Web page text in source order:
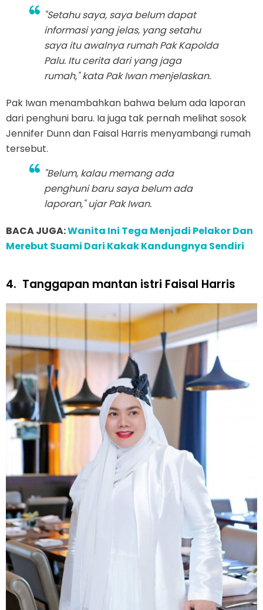
"Setahu saya, saya belum dapat
informasi yang jelas, yang setahu
saya itu awalnya rumah Pak Kapolda
Palu. Itu cerita dari yang jaga
rumah," kata Pak Iwan menjelaskan.
Pak Iwan menambahkan bahwa belum ada laporan
dari penghuni baru. Ia juga tak pernah melihat sosok
Jennifer Dunn dan Faisal Harris menyambangi rumah
tersebut.
"Belum, kalau memang ada
penghuni baru saya belum ada
laporan," ujar Pak Iwan.
BACA JUGA:Wanita Ini Tega Menjadi Pelakor Dan
Merebut Suami Dari Kakak Kandungnya Sendiri
4. Tanggapan mantan istri Faisal Harris